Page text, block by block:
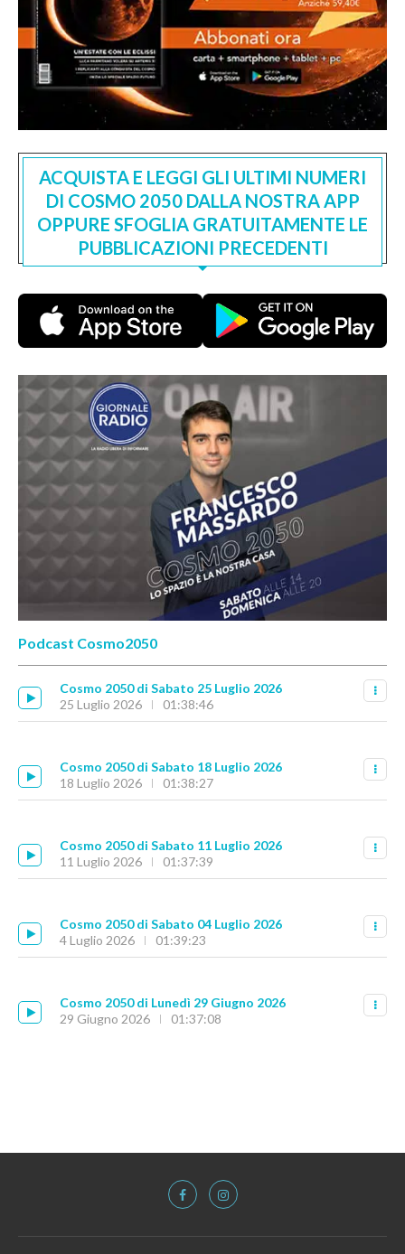
ACQUISTA E LEGGI GLI ULTIMI NUMERI
DI COSMO 2050 DALLA NOSTRA APP
OPPURE SFOGLIA GRATUITAMENTE LE
PUBBLICAZIONI PRECEDENTI
Podcast Cosmo2050
Cosmo 2050 di Sabato 25 Luglio 2026
25 Luglio 2026
01:38:46
Cosmo 2050 di Sabato 18 Luglio 2026
18 Luglio 2026
01:38:27
Cosmo 2050 di Sabato 11 Luglio 2026
11 Luglio 2026
01:37:39
Cosmo 2050 di Sabato 04 Luglio 2026
4 Luglio 2026
01:39:23
Cosmo 2050 di Lunedì 29 Giugno 2026
29 Giugno 2026
01:37:08